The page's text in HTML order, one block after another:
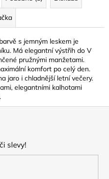
s jemným leskem je
Má elegantní výstřih do V
pružnými manžetami.
komfort po celý den.
jaro i chladnější letní večery.
elegantními kalhotami
slevy!